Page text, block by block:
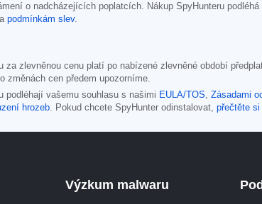
o nadcházejících poplatcích. Nákup SpyHunteru
a podmínkám slev.
za zlevněnou cenu platí po nabízené zlevněné období
změnách cen předem upozorníme.
podléhají vašemu souhlasu s našimi EULA/TOS Zásadami
hrozeb . Pokud chcete SpyHunter odinstalovat, přečtěte si
Výzkum malwaru